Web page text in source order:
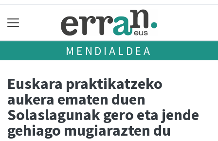
MENDIALDEA
Euskara praktikatzeko
aukera ematen duen
Solaslagunak gero eta jende
gehiago mugiarazten du